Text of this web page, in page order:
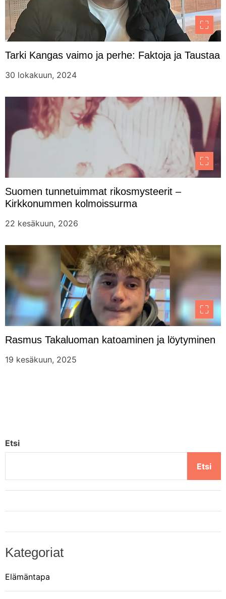
Tarki Kangas vaimo ja perhe: Faktoja ja Taustaa
30 lokakuun, 2024
Suomen tunnetuimmat rikosmysteerit –
Kirkkonummen kolmoissurma
22 kesäkuun, 2026
Rasmus Takaluoman katoaminen ja löytyminen
19 kesäkuun, 2025
Etsi
Etsi
Kategoriat
Elämäntapa